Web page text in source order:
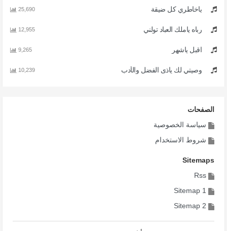
ياخاطري كل ضيقة 25,690
رباه ياملك العباد تولني 12,955
اقبل ياشهر 9,265
وصيتي لك ياذى الفضل والأدب 10,239
الصفحات
سياسة الخصوصية
شروط الاستخدام
Sitemaps
Rss
Sitemap 1
Sitemap 2